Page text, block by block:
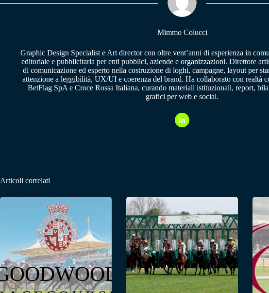
pp m
Mimmo Colucci
Graphic Design Specialist e Art director con oltre vent’anni di esperienza in
editoriale e pubblicitaria per enti pubblici, aziende e organizzazioni. Direttore
di comunicazione ed esperto nella costruzione di loghi, campagne, layout per
attenzione a leggibilità, UX/UI e coerenza del brand. Ha collaborato con realtà
BetFlag SpA e Croce Rossa Italiana, curando materiali istituzionali, report,
grafici per web e social.
Articoli correlati